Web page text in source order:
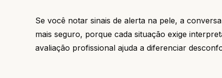
Se você notar sinais de alerta na pele, a
mais seguro, porque cada situação exige
avaliação profissional ajuda a diferenciar